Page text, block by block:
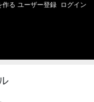
作る ユーザー登録 ログイン